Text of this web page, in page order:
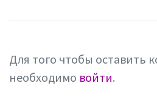
Для того чтобы оставить
необходимо войти.